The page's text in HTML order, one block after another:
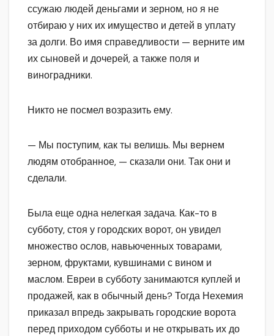
ссужаю людей деньгами и зерном, но я не
отбираю у них их имущество и детей в уплату
за долги. Во имя справедливости — верните им
их сыновей и дочерей, а также поля и
виноградники.
Никто не посмел возразить ему.
— Мы поступим, как ты велишь. Мы вернем
людям отобранное, — сказали они. Так они и
сделали.
Была еще одна нелегкая задача. Как-то в
субботу, стоя у городских ворот, он увидел
множество ослов, навьюченных товарами,
зерном, фруктами, кувшинами с вином и
маслом. Евреи в субботу занимаются куплей и
продажей, как в обычный день? Тогда Нехемия
приказал впредь закрывать городские ворота
перед приходом субботы и не открывать их до